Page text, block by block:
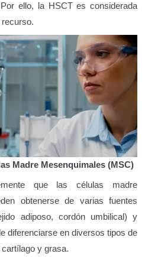
ello, la HSCT es considerada
recurso.
Madre Mesenquimales (MSC)
que las células madre
obtenerse de varias fuentes
adiposo, cordón umbilical) y
diferenciarse en diversos tipos de
y grasa.